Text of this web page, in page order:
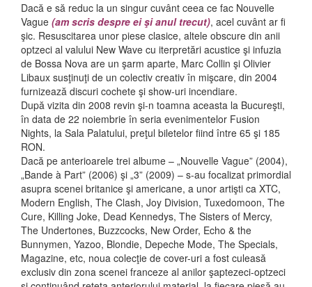
Dacă e să reduc la un singur cuvânt ceea ce fac Nouvelle
Vague (am scris despre ei şi anul trecut), acel cuvânt ar fi
şic. Resuscitarea unor piese clasice, altele obscure din anii
optzeci al valului New Wave cu iterpretări acustice şi infuzia
de Bossa Nova are un şarm aparte, Marc Collin şi Olivier
Libaux susţinuţi de un colectiv creativ în mişcare, din 2004
furnizează discuri cochete şi show-uri incendiare.
După vizita din 2008 revin şi-n toamna aceasta la Bucureşti,
în data de 22 noiembrie în seria evenimentelor Fusion
Nights, la Sala Palatului, preţul biletelor fiind între 65 şi 185
RON.
Dacă pe anterioarele trei albume – „Nouvelle Vague” (2004),
„Bande à Part” (2006) şi „3” (2009) – s-au focalizat primordial
asupra scenei britanice şi americane, a unor artişti ca XTC,
Modern English, The Clash, Joy Division, Tuxedomoon, The
Cure, Killing Joke, Dead Kennedys, The Sisters of Mercy,
The Undertones, Buzzcocks, New Order, Echo & the
Bunnymen, Yazoo, Blondie, Depeche Mode, The Specials,
Magazine, etc, noua colecţie de cover-uri a fost culeasă
exclusiv din zona scenei franceze al anilor şaptezeci-optzeci